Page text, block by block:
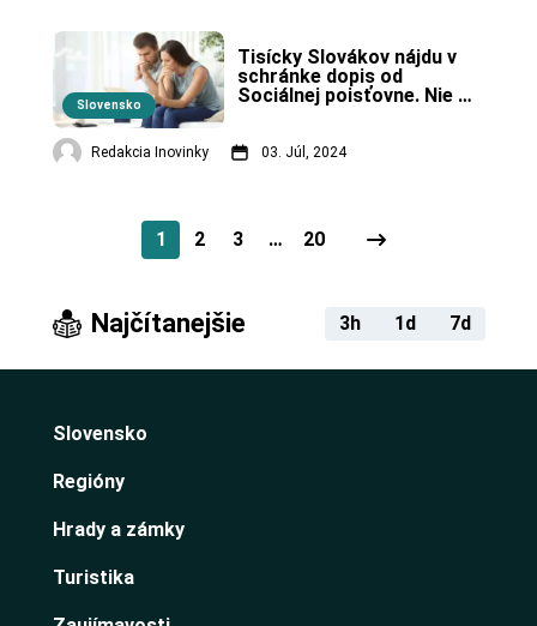
Slovensko
Tisícky Slovákov nájdu v
schránke dopis od
Sociálnej poisťovne. Nie
Redakcia Inovinky 03. Júl, 2024
1 2 3 … 20
Najčítanejšie 3h 1d 7d
Slovensko
Regióny
Hrady a zámky
Turistika